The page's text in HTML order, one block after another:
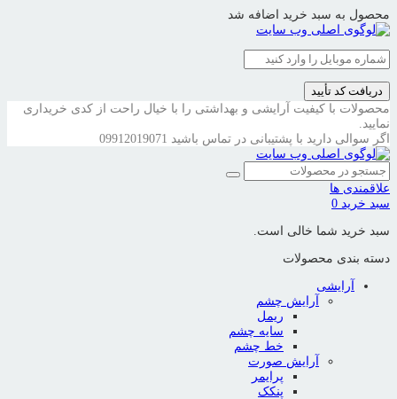
محصول به سبد خرید اضافه شد
دریافت کد تأیید
محصولات با کیفیت آرایشی و بهداشتی را با خیال راحت از کدی خریداری
نمایید.
اگر سوالی دارید با پشتیبانی در تماس باشید 09912019071
علاقمندی ها
سبد خرید 0
سبد خرید شما خالی است.
دسته بندی محصولات
آرایشی
آرایش چشم
ریمل
سایه چشم
خط چشم
آرایش صورت
پرایمر
پنکک